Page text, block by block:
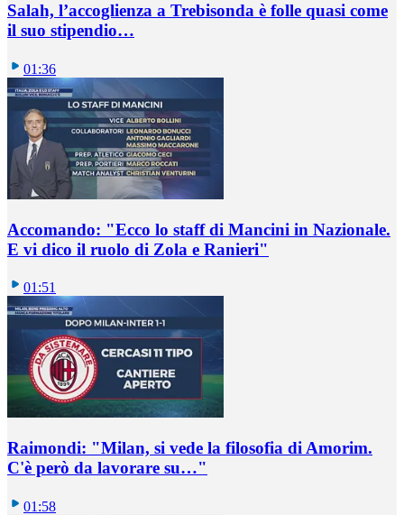
Salah, l’accoglienza a Trebisonda è folle quasi come
il suo stipendio…
01:36
Accomando: "Ecco lo staff di Mancini in Nazionale.
E vi dico il ruolo di Zola e Ranieri"
01:51
Raimondi: "Milan, si vede la filosofia di Amorim.
C'è però da lavorare su…"
01:58